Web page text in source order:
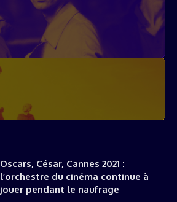
Oscars, César, Cannes 2021 :
l’orchestre du cinéma continue à
jouer pendant le naufrage